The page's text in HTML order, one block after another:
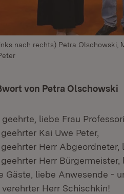
nach rechts) Petra Olschowski,
von Petra Olschowski
geehrte, liebe Frau
Kai Uwe Peter,
Herr Abgeordneter,
Herr Bürgermeister,
Gäste, liebe Anwesende -
verehrter Herr Schischkin!